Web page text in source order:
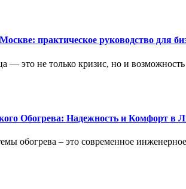
практическое руководство для
— это не только кризис, но и
Обогрева: Надежность и Комфорт в
обогрева – это современное